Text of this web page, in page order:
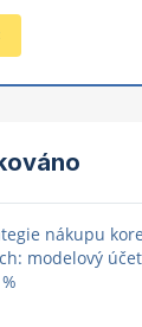
nákupu
modelový